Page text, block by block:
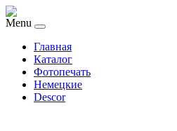
Menu
Главная
Каталог
Фотопечать
Немецкие
Descor